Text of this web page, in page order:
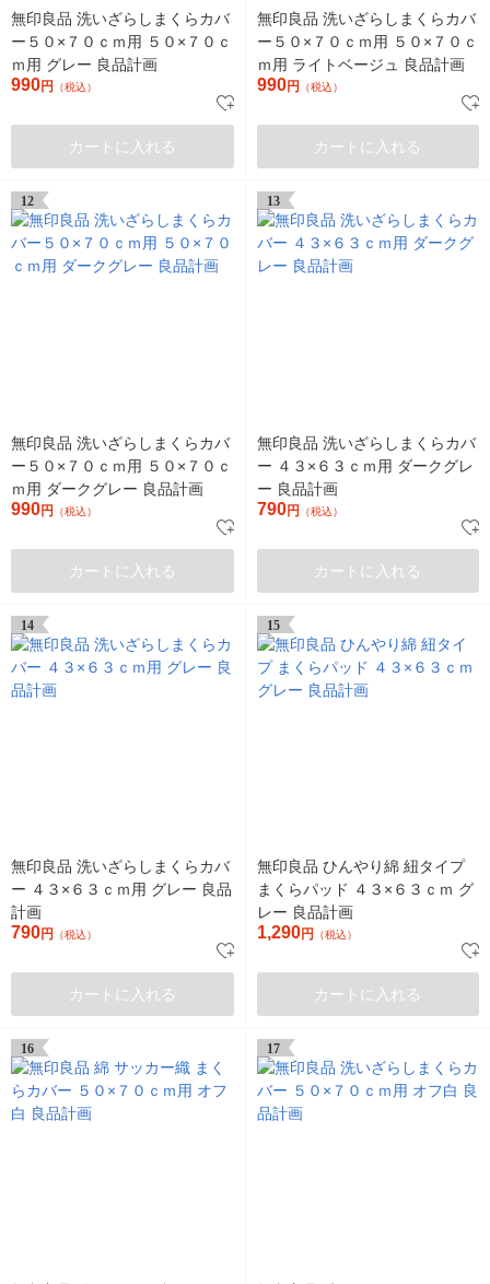
無印良品 洗いざらしまくらカバ
ー５０×７０ｃｍ用 ５０×７０ｃ
ｍ用 グレー 良品計画
990円 （税込）
カートに入れる
無印良品 洗いざらしまくらカバ
ー５０×７０ｃｍ用 ５０×７０ｃ
ｍ用 ライトベージュ 良品計画
990円 （税込）
カートに入れる
12
無印良品 洗いざらしまくらカバ
ー５０×７０ｃｍ用 ５０×７０ｃ
ｍ用 ダークグレー 良品計画
990円 （税込）
カートに入れる
13
無印良品 洗いざらしまくらカバ
ー ４３×６３ｃｍ用 ダークグレ
ー 良品計画
790円 （税込）
カートに入れる
14
無印良品 洗いざらしまくらカバ
ー ４３×６３ｃｍ用 グレー 良品
計画
790円 （税込）
カートに入れる
15
無印良品 ひんやり綿 紐タイプ
まくらパッド ４３×６３ｃｍ グ
レー 良品計画
1,290円 （税込）
カートに入れる
16 17